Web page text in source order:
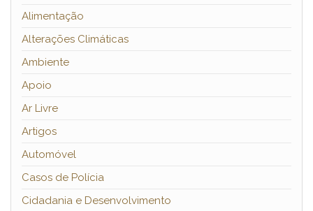
Alimentação
Alterações Climáticas
Ambiente
Apoio
Ar Livre
Artigos
Automóvel
Casos de Polícia
Cidadania e Desenvolvimento